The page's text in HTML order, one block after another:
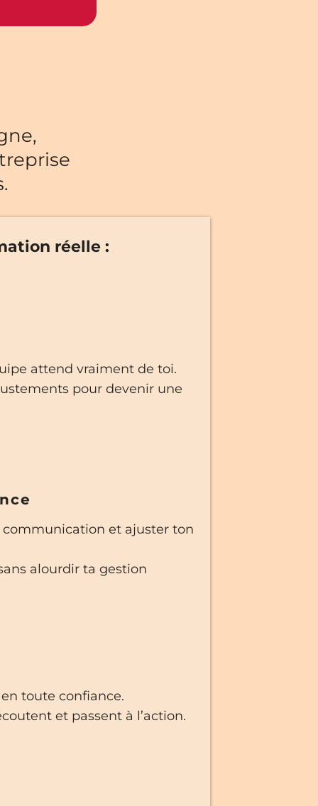
réelle :
attend vraiment de toi.
pour devenir une
et ajuster ton
alourdir ta gestion
toute confiance.
et passent à l’action.